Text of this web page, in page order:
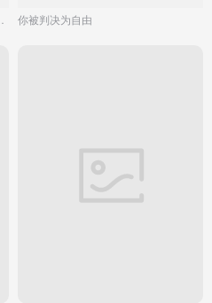
你被判决为自由